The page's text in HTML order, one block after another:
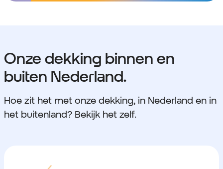
Onze dekking binnen en
buiten Nederland.
Hoe zit het met onze dekking, in Nederland en in
het buitenland? Bekijk het zelf.